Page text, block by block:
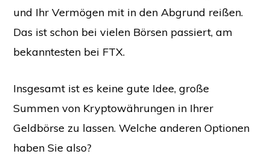
und Ihr Vermögen mit in den Abgrund reißen.
Das ist schon bei vielen Börsen passiert, am
bekanntesten bei FTX.
Insgesamt ist es keine gute Idee, große
Summen von Kryptowährungen in Ihrer
Geldbörse zu lassen. Welche anderen Optionen
haben Sie also?